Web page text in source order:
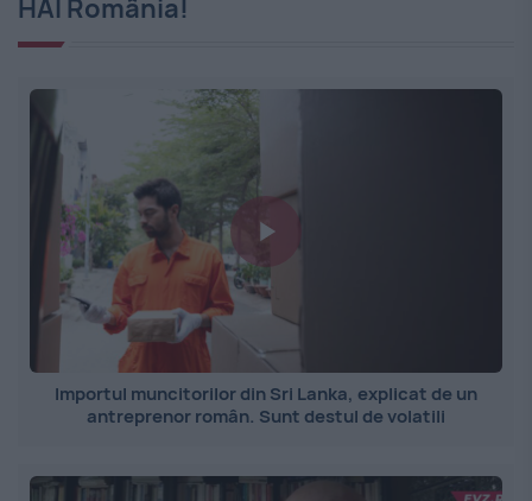
HAI România!
Importul muncitorilor din Sri Lanka, explicat de un
antreprenor român. Sunt destul de volatili